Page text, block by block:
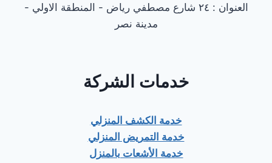
العنوان : ٢٤ شارع مصطفي رياض - المنطقة الاولي -
مدينة نصر
خدمات الشركة
خدمة الكشف المنزلي
خدمة التمريض المنزلي
خدمة الأشعات بالمنزل